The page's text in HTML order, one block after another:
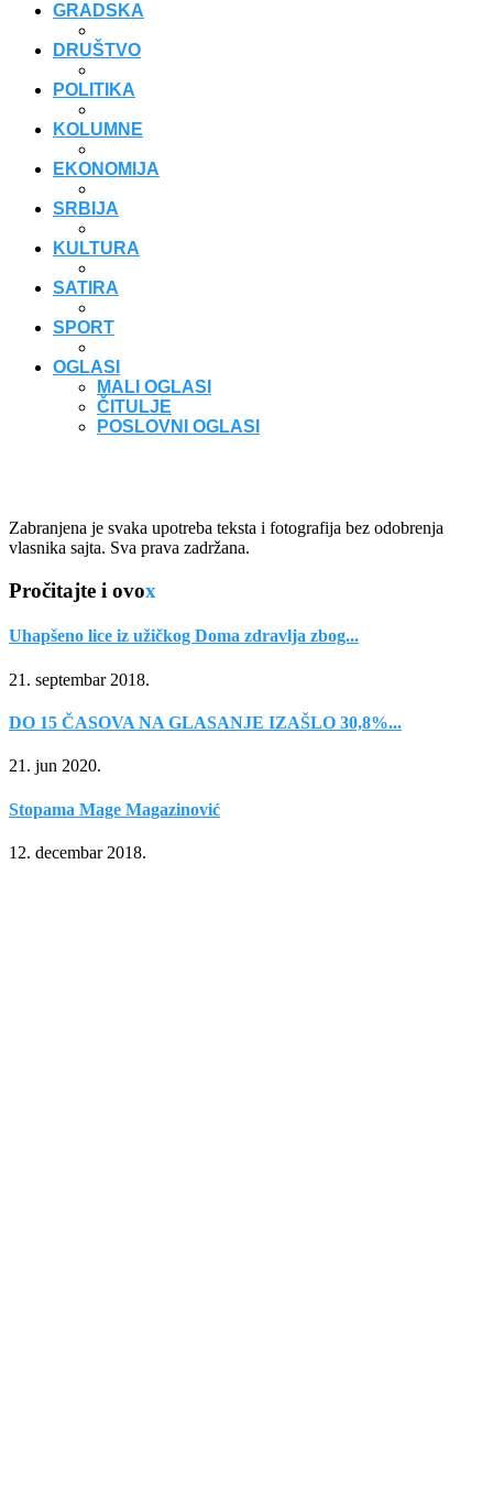
GRADSKA
DRUŠTVO
POLITIKA
KOLUMNE
EKONOMIJA
SRBIJA
KULTURA
SATIRA
SPORT
OGLASI
MALI OGLASI
ČITULJE
POSLOVNI OGLASI
Zabranjena je svaka upotreba teksta i fotografija bez odobrenja
vlasnika sajta. Sva prava zadržana.
Pročitajte i ovox
Uhapšeno lice iz užičkog Doma zdravlja zbog...
21. septembar 2018.
DO 15 ČASOVA NA GLASANJE IZAŠLO 30,8%...
21. jun 2020.
Stopama Mage Magazinović
12. decembar 2018.